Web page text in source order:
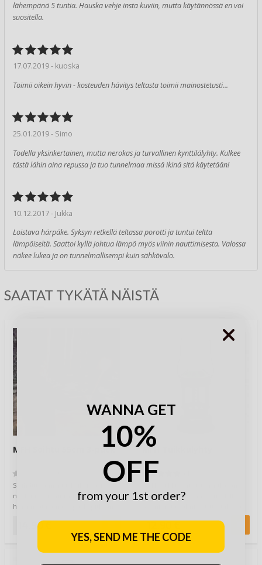
lähempänä 5 tuntia. Hauska vehje insta kuviin, mutta käytännössä en voi
suositella.
17.07.2019 - kuoska
Toimii oikein hyvin - kosteuden hävitys teltasta toimii mainostetusti...
25.01.2019 - Simo
Todella yksinkertainen, mutta nerokas ja turvallinen kynttilälyhty. Kulkee
tästä lähin aina repussa ja tuo tunnelmaa missä ikinä sitä käytetään!
10.12.2017 - Jukka
Loistava härpäke. Syksyn retkellä teltassa porotti ja tuntui teltta
lämpöiseltä. Saattoi kyllä johtua lämpö myös viinin nauttimisesta. Valossa
näkee lukea ja on tunnelmallisempi kuin sähkövalo.
SAATAT TYKÄTÄ NÄISTÄ
MFH Soihtu 55cm 3-pack
Soihdut sammuu, kaikki väki
nukkuu... ei sammu kun
hommaat nämä! 3-packi pitkään
14,90 €
MFH Tuikkulyhty
tunnelman telttaan tai mökille.
WANNA GET
10%
OFF
from your 1st order?
YES, SEND ME THE CODE